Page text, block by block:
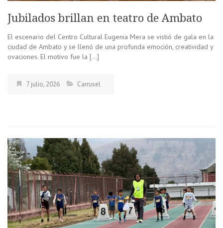
Jubilados brillan en teatro de Ambato
El escenario del Centro Cultural Eugenia Mera se vistió de gala en la
ciudad de Ambato y se llenó de una profunda emoción, creatividad y
ovaciones. El motivo fue la […]
7 julio, 2026 Carrusel